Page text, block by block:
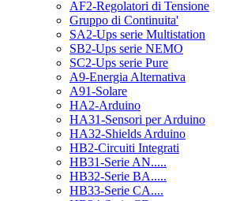
AF2-Regolatori di Tensione
Gruppo di Continuita'
SA2-Ups serie Multistation
SB2-Ups serie NEMO
SC2-Ups serie Pure
A9-Energia Alternativa
A91-Solare
HA2-Arduino
HA31-Sensori per Arduino
HA32-Shields Arduino
HB2-Circuiti Integrati
HB31-Serie AN.....
HB32-Serie BA.....
HB33-Serie CA....